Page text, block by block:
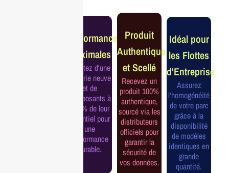
Performance
Maximales
Profitez d'une
batterie neuve
et de
composants à
100% de leur
potentiel pour
une
performance
durable.
Produit
Authentique
et Scellé
Recevez un
produit 100%
authentique,
sourcé via les
distributeurs
officiels pour
garantir la
sécurité de
vos données.
Idéal pour
les Flottes
d'Entreprise
Assurez
l'homogénéité
de votre parc
grâce à la
disponibilité
de modèles
identiques en
grande
quantité.